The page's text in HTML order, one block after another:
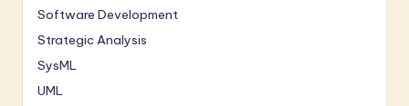
Software Development
Strategic Analysis
SysML
UML